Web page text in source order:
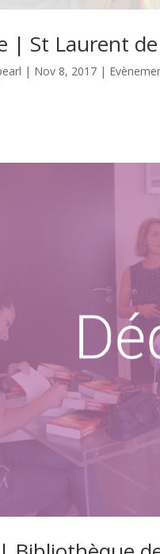
| St Laurent
| Nov 8, 2017 |